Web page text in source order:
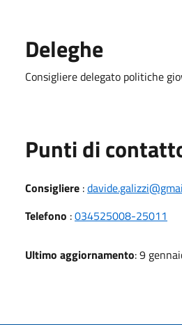
Deleghe
Consigliere delegato politiche
Punti di
Consigliere :
Telefono :034525008-25011
Ultimo aggiornamento: 9